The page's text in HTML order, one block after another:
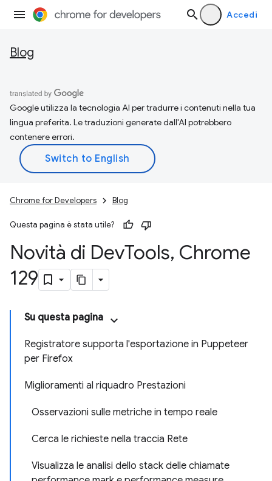
Accedi
Blog
Google utilizza la tecnologia AI per tradurre i contenuti nella tua
lingua preferita. Le traduzioni generate dall'AI potrebbero
contenere errori.
Chrome for Developers Blog
Questa pagina è stata utile?
Novità di DevTools, Chrome
129
Su questa pagina
Registratore supporta l'esportazione in Puppeteer
per Firefox
Miglioramenti al riquadro Prestazioni
Osservazioni sulle metriche in tempo reale
Cerca le richieste nella traccia Rete
Visualizza le analisi dello stack delle chiamate